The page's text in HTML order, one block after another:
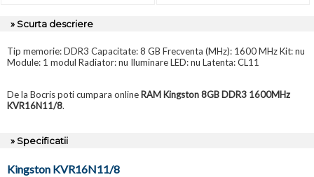
» Scurta descriere
Tip memorie: DDR3 Capacitate: 8 GB Frecventa (MHz): 1600 MHz Kit: nu
Module: 1 modul Radiator: nu Iluminare LED: nu Latenta: CL11
De la Bocris poti cumpara online RAM Kingston 8GB DDR3 1600MHz
KVR16N11/8.
» Specificatii
Kingston KVR16N11/8